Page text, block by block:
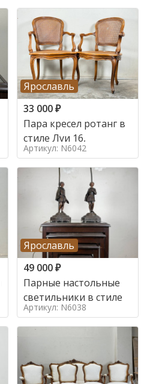
Ярославль
33 000₽
Пара кресел ротанг в
стиле Луи 16,
Артикул: N6042
Ярославль
49 000₽
Парные настольные
светильники в стиле
Артикул: N6038